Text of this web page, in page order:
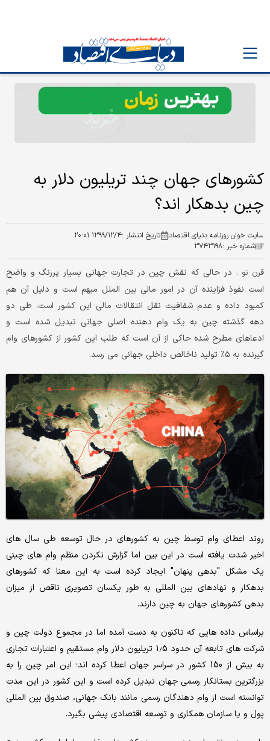
کشورهای جهان چند تریلیون دلار به
چین بدهکار اند؟
سایت خوان روزنامه دنیای اقتصاد تاریخ انتشار :۱۳۹۹/۱۲/۴ ۲۰:۰۱
شماره خبر :۳۷۴۳۱۹۸
قرن نو : در حالی که نقش چین در تجارت جهانی بسیار پررنگ و واضح
است نفوذ فزاینده آن در امور مالی بین الملل مبهم است و دلیل آن هم
کمبود داده و عدم شفافیت نقل انتقالات مالی این کشور است. طی دو
دهه گذشته چین به یک وام دهنده اصلی جهانی تبدیل شده است و
ادعاهای مطرح شده حاکی از آن است که طلب این کشور از کشورهای وام
گیرنده به ۵٪ تولید ناخالص داخلی جهانی می رسد.
روند اعطای وام توسط چین به کشورهای در حال توسعه طی سال های
اخیر شدت یافته است در این بین اما گزارش نکردن منظم وام های چینی
یک مشکل "بدهی پنهان" ایجاد کرده است به این معنا که کشورهای
بدهکار و نهادهای بین المللی به طور یکسان تصویری ناقص از میزان
بدهی کشورهای جهان به چین دارند.
براساس داده هایی که تاکنون به دست آمده اما در مجموع دولت چین و
شرکت های تابعه آن حدود 1.5 تریلیون دلار وام مستقیم و اعتبارات تجاری
به بیش از 150 کشور در سراسر جهان اعطا کرده اند؛ این امر چین را به
بزرگترین بستانکار رسمی جهان تبدیل کرده است و این کشور در این مدت
توانسته است از وام دهندگان رسمی مانند بانک جهانی، صندوق بین المللی
پول و یا سازمان همکاری و توسعه اقتصادی پیشی بگیرد.